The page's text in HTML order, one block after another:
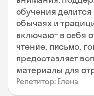
обучения
обычаях и
включают в себя
чтение, письмо,
предоставляет
материалы для
Репетитор: Елена